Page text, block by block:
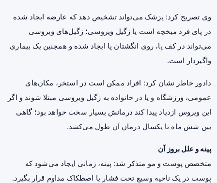
وی تصریح کرد: پزشک می‌تواند تشخیص دهد که عارضه ایجاد شده
در پای فرد میخچه است یا زگیل ویروسی؛ زگیل‌های ویروسی
می‌تواند در کف پا، روی انگشتان پا ایجاد شده و همچنین یک بیماری
واگیردار است.
دادور خاطر نشان کرد: افراد ممکن است در استخر ، مکان‌های
عمومی، ورزشگاه و یا در خانواده به زگیل ویروسی مبتلا شوند و اگر
این ویروس ازدیاد پیدا کند درمانش بسیار سخت خواهد بود؛ گاهی
بین شش ماه تا یکسال درمان آن طول می‌کشد.
پینه و علل بروز آن
متخصص پوست و مو متذکر شد: پینه، زمانی ایجاد می‌شود که
پوست در یک ناحیه وسیع تحت فشار یا اصطکاک مداوم قرار بگیرد.